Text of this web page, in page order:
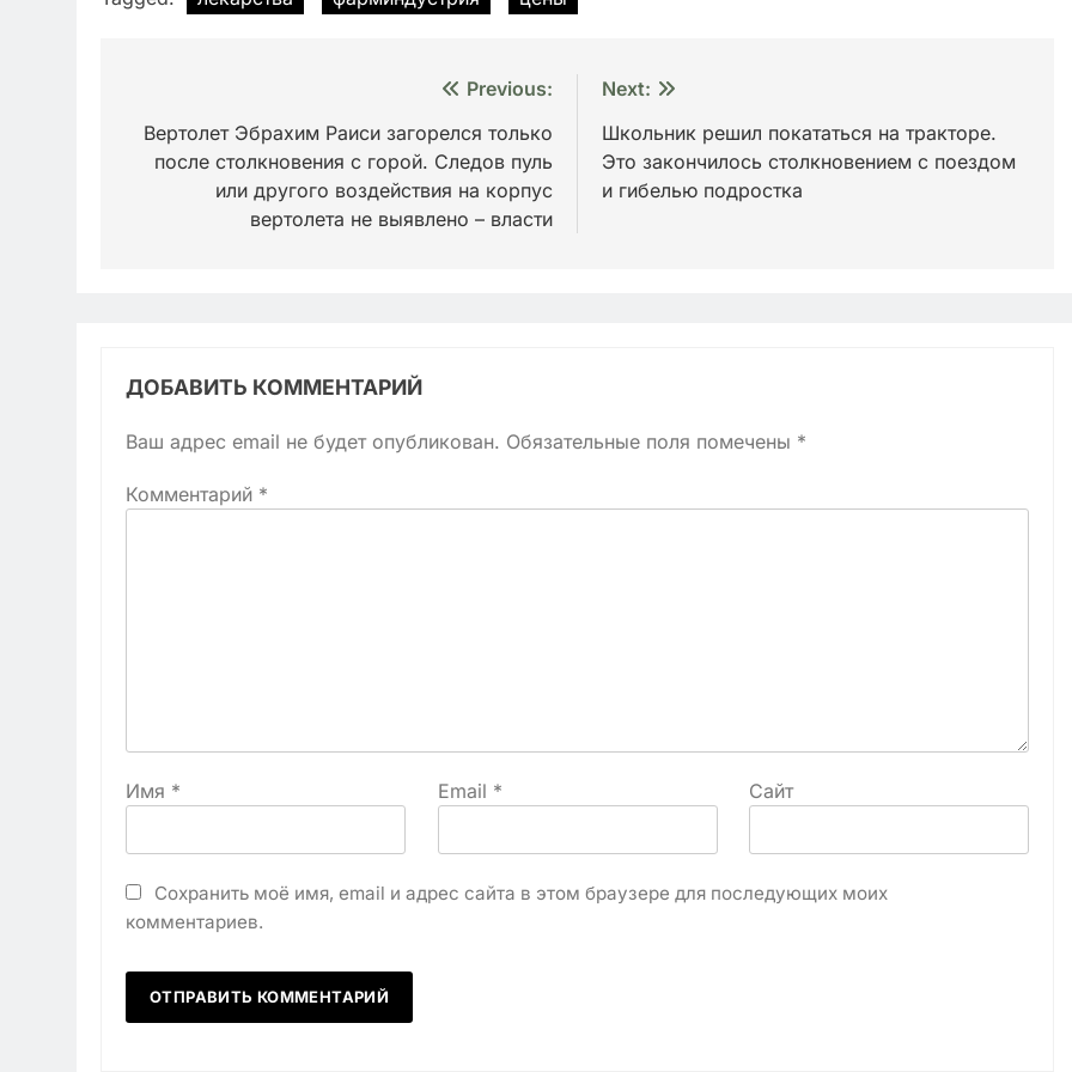
по
записям
Previous:
Вертолет Эбрахим Раиси загорелся только
после столкновения с горой. Следов пуль
или другого воздействия на корпус
вертолета не выявлено – власти
Next:
Школьник решил покататься на тракторе.
Это закончилось столкновением с поездом
и гибелью подростка
ДОБАВИТЬ КОММЕНТАРИЙ
Ваш адрес email не будет опубликован. Обязательные поля помечены *
Комментарий *
Имя * Email * Сайт
Сохранить моё имя, email и адрес сайта в этом браузере для последующих моих
комментариев.